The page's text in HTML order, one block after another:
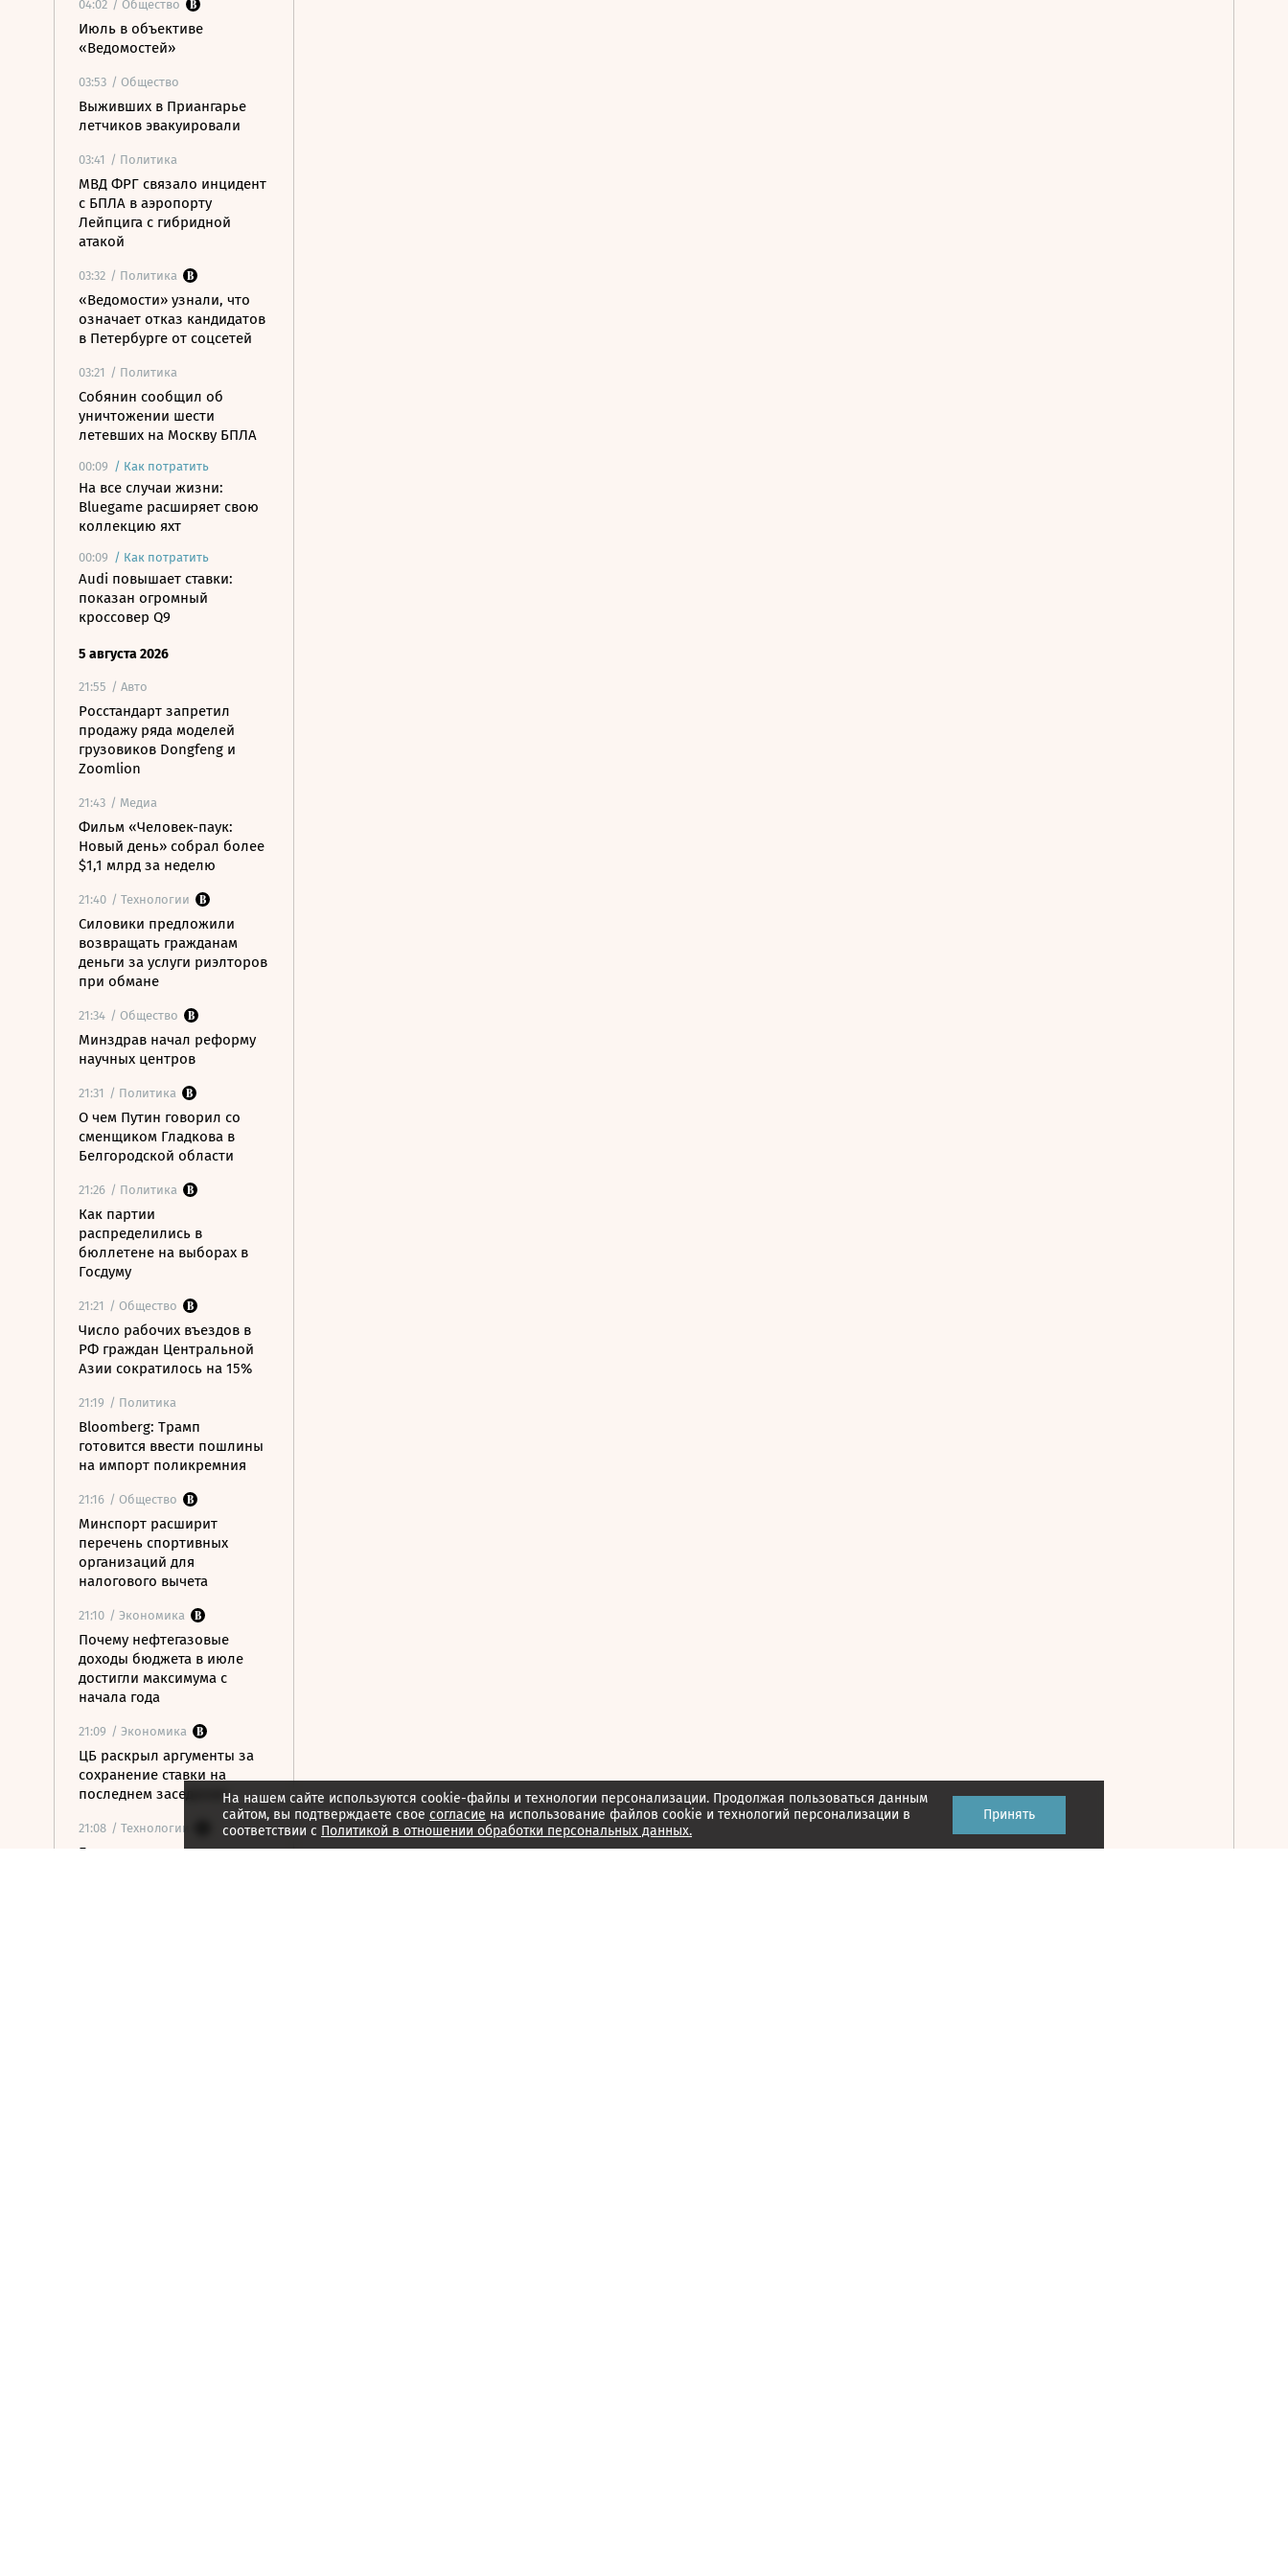
04:02 / Общество
Июль в объективе
«Ведомостей»
03:53 / Общество
Выживших в Приангарье
летчиков эвакуировали
03:41 / Политика
МВД ФРГ связало инцидент
с БПЛА в аэропорту
Лейпцига с гибридной
атакой
03:32 / Политика
«Ведомости» узнали, что
означает отказ кандидатов
в Петербурге от соцсетей
03:21 / Политика
Собянин сообщил об
уничтожении шести
летевших на Москву БПЛА
00:09 / Как потратить
На все случаи жизни:
Bluegame расширяет свою
коллекцию яхт
00:09 / Как потратить
Audi повышает ставки:
показан огромный
кроссовер Q9
5 августа 2026
21:55 / Авто
Росстандарт запретил
продажу ряда моделей
грузовиков Dongfeng и
Zoomlion
21:43 / Медиа
Фильм «Человек-паук:
Новый день» собрал более
$1,1 млрд за неделю
21:40 / Технологии
Силовики предложили
возвращать гражданам
деньги за услуги риэлторов
при обмане
21:34 / Общество
Минздрав начал реформу
научных центров
21:31 / Политика
О чем Путин говорил со
сменщиком Гладкова в
Белгородской области
21:26 / Политика
Как партии
распределились в
бюллетене на выборах в
Госдуму
21:21 / Общество
Число рабочих въездов в
РФ граждан Центральной
Азии сократилось на 15%
21:19 / Политика
Bloomberg: Трамп
готовится ввести пошлины
на импорт поликремния
21:16 / Общество
Минспорт расширит
перечень спортивных
организаций для
налогового вычета
21:10 / Экономика
Почему нефтегазовые
доходы бюджета в июле
достигли максимума с
начала года
21:09 / Экономика
ЦБ раскрыл аргументы за
сохранение ставки на
последнем заседании
21:08 / Технологии
Госзаказчикам хотят
На нашем сайте используются cookie-файлы и технологии персонализации. Продолжая пользоваться данным
сайтом, вы подтверждаете свое согласие на использование файлов cookie и технологий персонализации в
соответствии с Политикой в отношении обработки персональных данных.
Принять